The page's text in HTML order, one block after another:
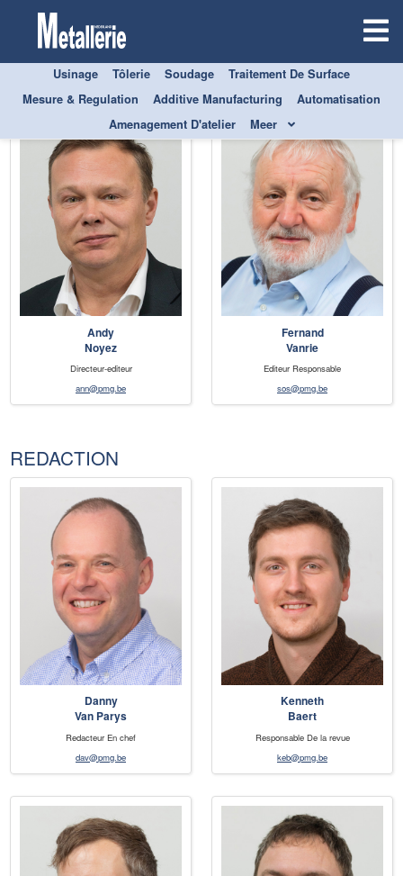
Usinage Tôlerie Soudage
Traitement De Surface
Mesure & Regulation
Additive Manufacturing
Automatisation
Amenagement D'atelier
Meer
DIRECTION
Andy
Noyez
Directeur-editeur
ann@pmg.be
Fernand
Vanrie
Editeur Responsable
sos@pmg.be
REDACTION
Danny
Van Parys
Redacteur En chef
dav@pmg.be
Kenneth
Baert
Responsable De la revue
keb@pmg.be